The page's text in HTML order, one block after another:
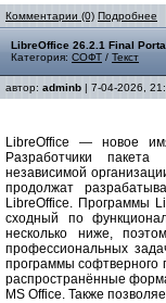
Комментарии (0) Подробнее
LibreOffice 26.2.1 Final
Категория: СОФТ / Текст
автор: adminb | 7-04-2026,
LibreOffice — новое
Разработчики
независимой
продолжат
LibreOffice. Программы
сходный по
несколько ниже,
профессиональных
программы софтверного
распространённые
MS Office. Также